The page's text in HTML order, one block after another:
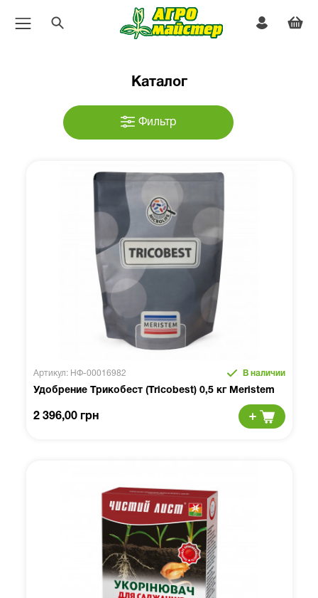
Каталог
Фильтр
Артикул: НФ-00016982 В наличии
Удобрение Трикобест (Tricobest) 0,5 кг Meristem
2 396,00 грн